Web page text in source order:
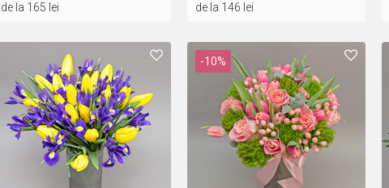
de la 165 lei
de la 146 lei
-10%